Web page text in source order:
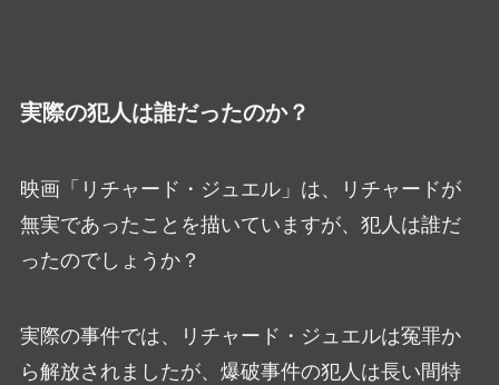
実際の犯人は誰だったのか？
映画「リチャード・ジュエル」は、リチャードが
無実であったことを描いていますが、犯人は誰だ
ったのでしょうか？
実際の事件では、リチャード・ジュエルは冤罪か
ら解放されましたが、爆破事件の犯人は長い間特